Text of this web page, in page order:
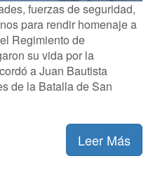
fuerzas de seguridad,
para rendir homenaje a
Regimiento de
su vida por la
a Juan Bautista
de la Batalla de San
Leer Más